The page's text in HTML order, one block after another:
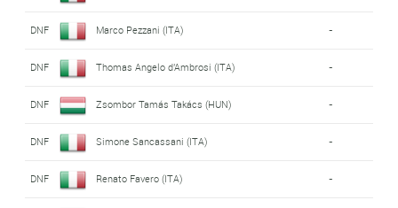
DNF Marco Pezzani (ITA) -
DNF Thomas Angelo d'Ambrosi (ITA) -
DNF Zsombor Tamás Takács (HUN) -
DNF Simone Sancassani (ITA) -
DNF Renato Favero (ITA) -